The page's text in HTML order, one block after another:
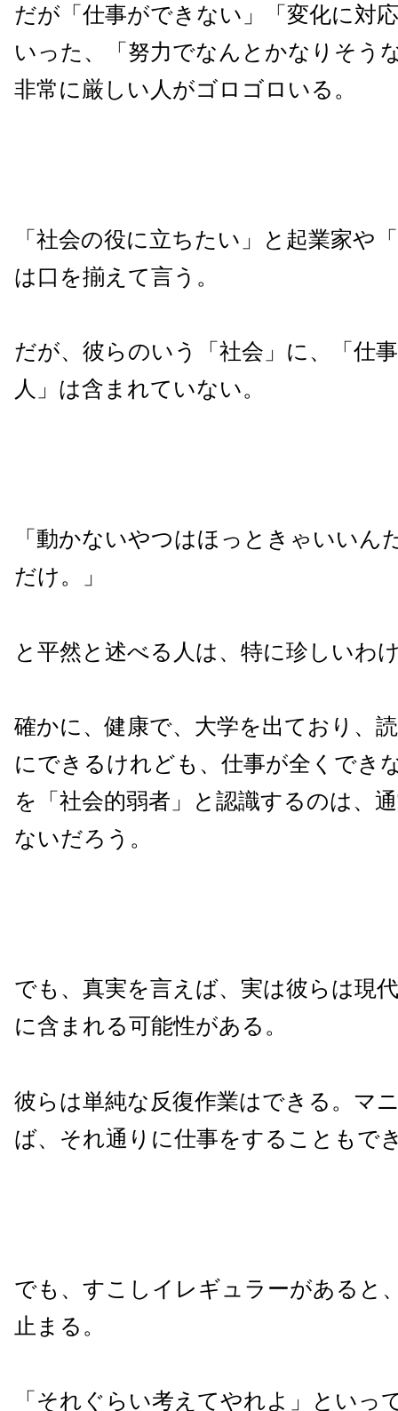
だが「仕事ができない」「変化に対
いった、「努力でなんとかなりそう
非常に厳しい人がゴロゴロいる。
「社会の役に立ちたい」と起業家や
は口を揃えて言う。
だが、彼らのいう「社会」に、「仕
人」は含まれていない。
「動かないやつはほっときゃいいん
だけ。」
と平然と述べる人は、特に珍しいわ
確かに、健康で、大学を出ており、
にできるけれども、仕事が全くでき
を「社会的弱者」と認識するのは、
ないだろう。
でも、真実を言えば、実は彼らは現
に含まれる可能性がある。
彼らは単純な反復作業はできる。マ
ば、それ通りに仕事をすることもで
でも、すこしイレギュラーがあると
止まる。
「それぐらい考えてやれよ」といっ